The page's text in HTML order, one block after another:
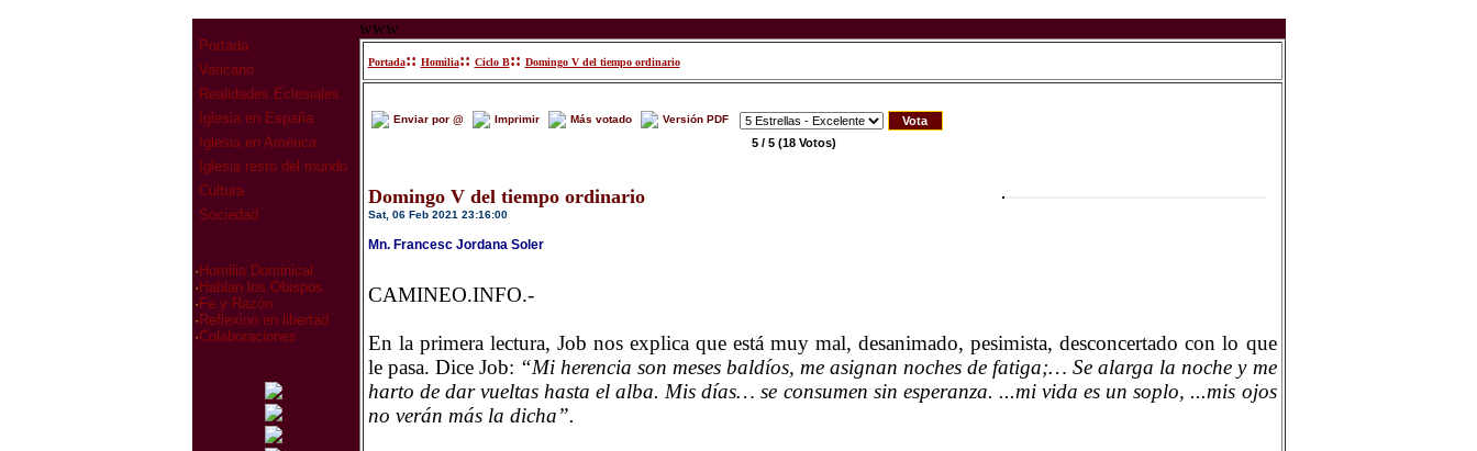
Portada
Vaticano
Realidades Eclesiales
Iglesia en España
Iglesia en América
Iglesia resto del mundo
Cultura
Sociedad
· Homilia Dominical
· Hablan los Obispos
· Fe y Razón
· Reflexion en libertad
·Colaboraciones
www
Portada:: Homilia:: Ciclo B:: Domingo V del tiempo ordinario
Enviar por @ Imprimir Más votado Versión PDF
5 / 5 (18 Votos)
Domingo V del tiempo ordinario
Sat, 06 Feb 2021 23:16:00
Mn. Francesc Jordana Soler
CAMINEO.INFO.-
En la primera lectura, Job nos explica que está muy mal, desanimado, pesimista, desconcertado con lo que
le pasa. Dice Job: “Mi herencia son meses baldíos, me asignan noches de fatiga;… Se alarga la noche y me
harto de dar vueltas hasta el alba. Mis días… se consumen sin esperanza. ...mi vida es un soplo, ...mis ojos
no verán más la dicha”.